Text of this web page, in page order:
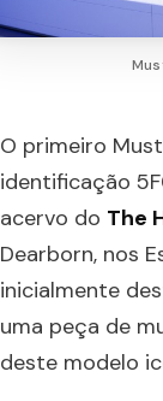
O primeiro
identificação
acervo do The
Dearborn, nos
inicialmente
uma peça de
deste modelo